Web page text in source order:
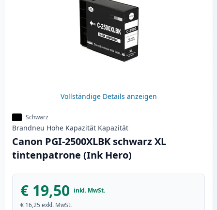
Vollständige Details anzeigen
Schwarz
Brandneu Hohe Kapazität Kapazität
Canon PGI-2500XLBK schwarz XL
tintenpatrone (Ink Hero)
€ 19,50 inkl. MwSt.
€ 16,25 exkl. MwSt.